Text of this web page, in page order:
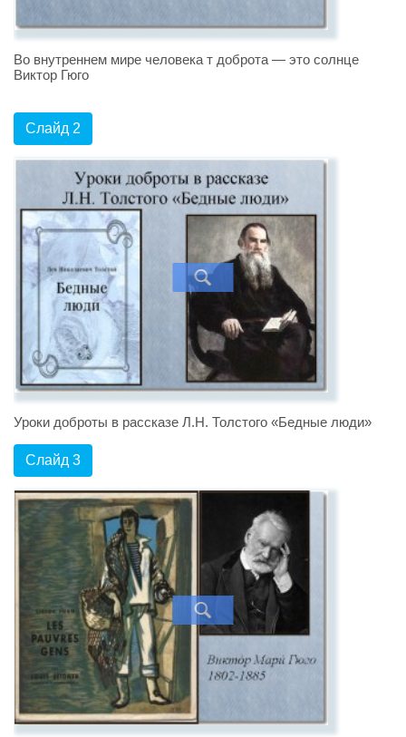
Во внутреннем мире человека т доброта — это солнце
Виктор Гюго
Слайд 2
Уроки доброты в рассказе Л.Н. Толстого «Бедные люди»
Слайд 3